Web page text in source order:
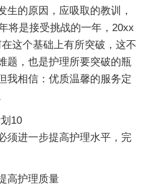
生的原因，应吸取的教训，
将是接受挑战的一年，20xx
这个基础上有所突破，这不
题，也是护理所要突破的瓶
我相信：优质温馨的服务定
10
须进一步提高护理水平，完
高护理质量